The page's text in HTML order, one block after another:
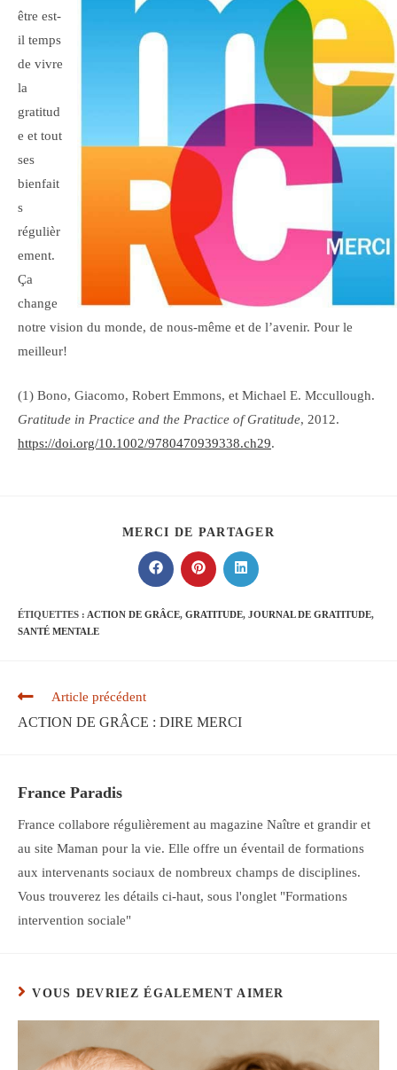
être est-
il temps
de vivre
la
gratitud
e et tout
ses
bienfait
s
régulièr
ement.
Ça
change
notre vision du monde, de nous-même et de l’avenir. Pour le
meilleur!
(1) Bono, Giacomo, Robert Emmons, et Michael E. Mccullough.
Gratitude in Practice and the Practice of Gratitude, 2012.
https://doi.org/10.1002/9780470939338.ch29.
MERCI DE PARTAGER
Ouvrir
dans
autre
fenêtre
Ouvrir
dans
autre
Ouvrir
dans
autre
fenêtre
ÉTIQUETTES : ACTION DE GRÂCE, GRATITUDE, JOURNAL DE GRATITUDE,
SANTÉ MENTALE
Read
articles
Article précédent
ACTION DE GRÂCE : DIRE MERCI
France Paradis
France collabore régulièrement au magazine Naître et grandir et
au site Maman pour la vie. Elle offre un éventail de formations
aux intervenants sociaux de nombreux champs de disciplines.
Vous trouverez les détails ci-haut, sous l'onglet "Formations
intervention sociale"
VOUS DEVRIEZ ÉGALEMENT AIMER